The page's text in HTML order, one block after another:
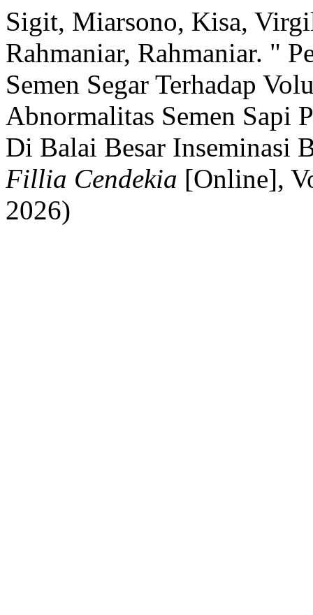
Sigit, Miarsono, Kisa,
Rahmaniar, Rahmaniar. "
Semen Segar Terhadap
Abnormalitas Semen Sapi
Di Balai Besar Inseminasi
Fillia Cendekia [Online],
2026)